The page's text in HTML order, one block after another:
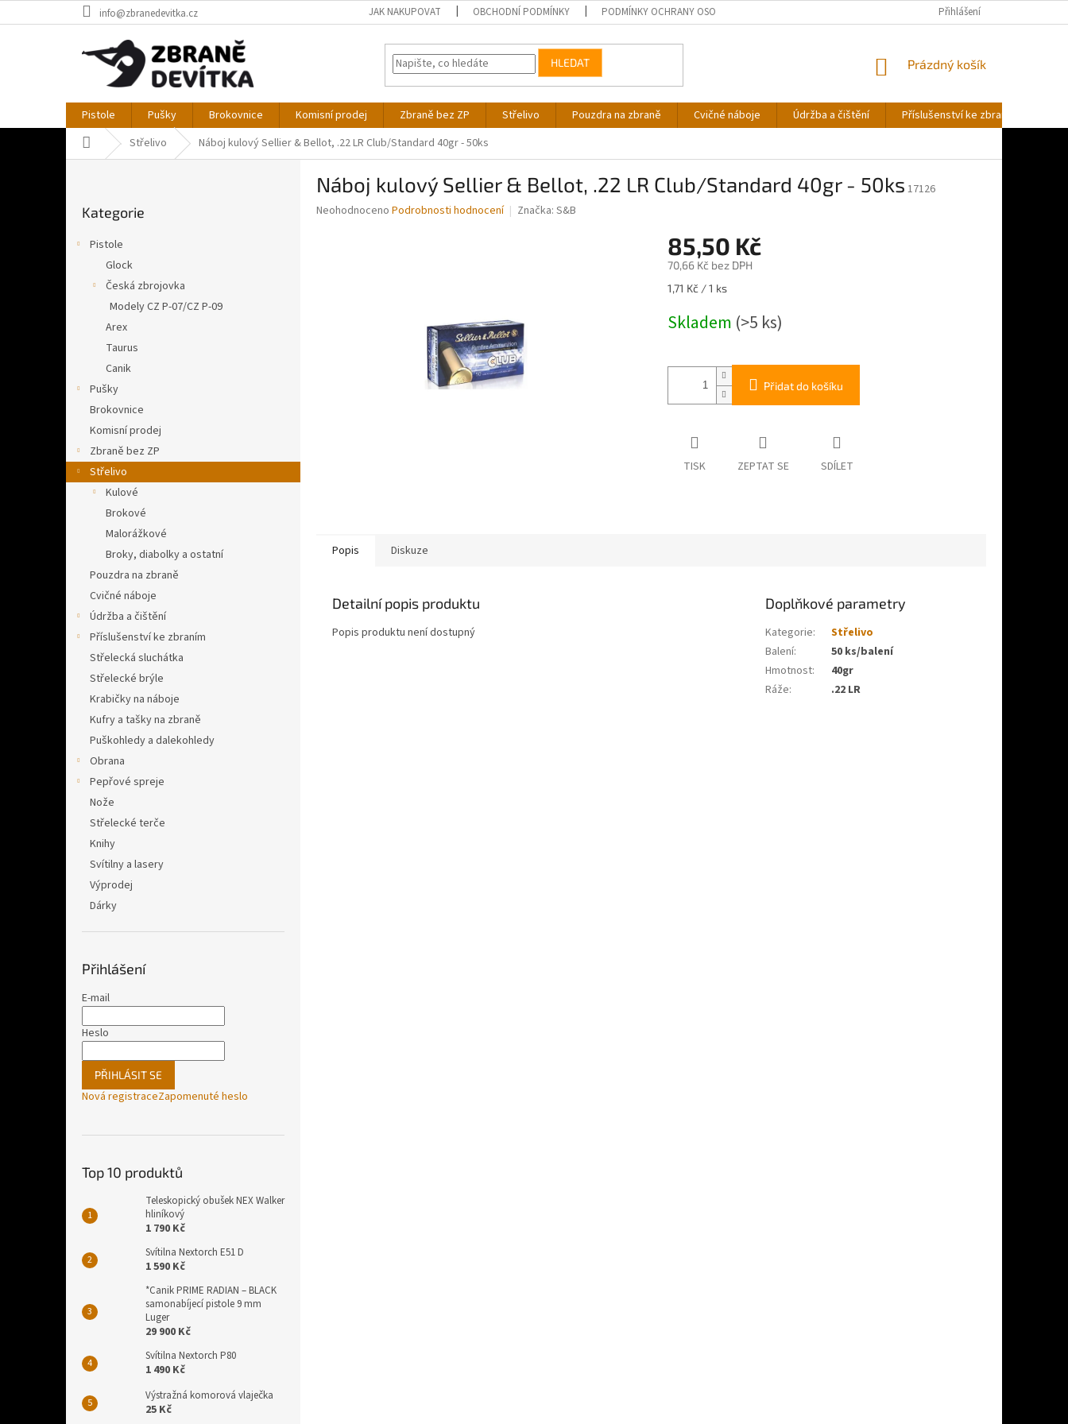
na
info@zbranedevitka.cz JAK NAKUPOVAT OBCHODNÍ PODMÍNKY PODMÍNKY OCHRANY OSOBNÍCH ÚDAJŮ Přihlášení
HLEDAT
NÁKUPNÍ
Prázdný košík
Pistole Pušky Brokovnice Komisní prodej Zbraně bez ZP Střelivo Pouzdra na zbraně Cvičné náboje Údržba a čištění Příslušenství ke zbraním
Domů Střelivo Náboj kulový Sellier & Bellot, .22 LR Club/Standard 40gr - 50ks
kategorie
Kategorie
Pistole
Glock
Česká zbrojovka
Modely CZ P-07/CZ P-09
Arex
Taurus
Canik
Pušky
Brokovnice
Komisní prodej
Zbraně bez ZP
Střelivo
Kulové
Brokové
Malorážkové
Broky, diabolky a ostatní
Pouzdra na zbraně
Cvičné náboje
Údržba a čištění
Příslušenství ke zbraním
Střelecká sluchátka
Střelecké brýle
Krabičky na náboje
Kufry a tašky na zbraně
Puškohledy a dalekohledy
Obrana
Pepřové spreje
Nože
Střelecké terče
Knihy
Svítilny a lasery
Výprodej
Dárky
Přihlášení
E-mail
Heslo
PŘIHLÁSIT SE
Nová registraceZapomenuté heslo
Top 10 produktů
Teleskopický obušek NEX Walker
hliníkový
1 790 Kč
Svítilna Nextorch E51 D
1 590 Kč
*Canik PRIME RADIAN – BLACK
samonabíjecí pistole 9 mm
Luger
29 900 Kč
Svítilna Nextorch P80
1 490 Kč
Výstražná komorová vlaječka
25 Kč
Náboj kulový Sellier & Bellot, .22 LR Club/Standard 40gr - 50ks 17126
Průměrné
Neohodnoceno Podrobnosti hodnocení Značka: S&B
85,50 Kč
70,66 Kč bez DPH
Měrná
1,71 Kč / 1 ks
Skladem (>5 ks)
Přidat do košíku
TISK ZEPTAT SE SDÍLET
Popis Diskuze
Detailní popis produktu
Popis produktu není dostupný
Doplňkové parametry
Kategorie:
Střelivo
Balení:
50 ks/balení
Hmotnost:
40gr
Ráže: .22 LR